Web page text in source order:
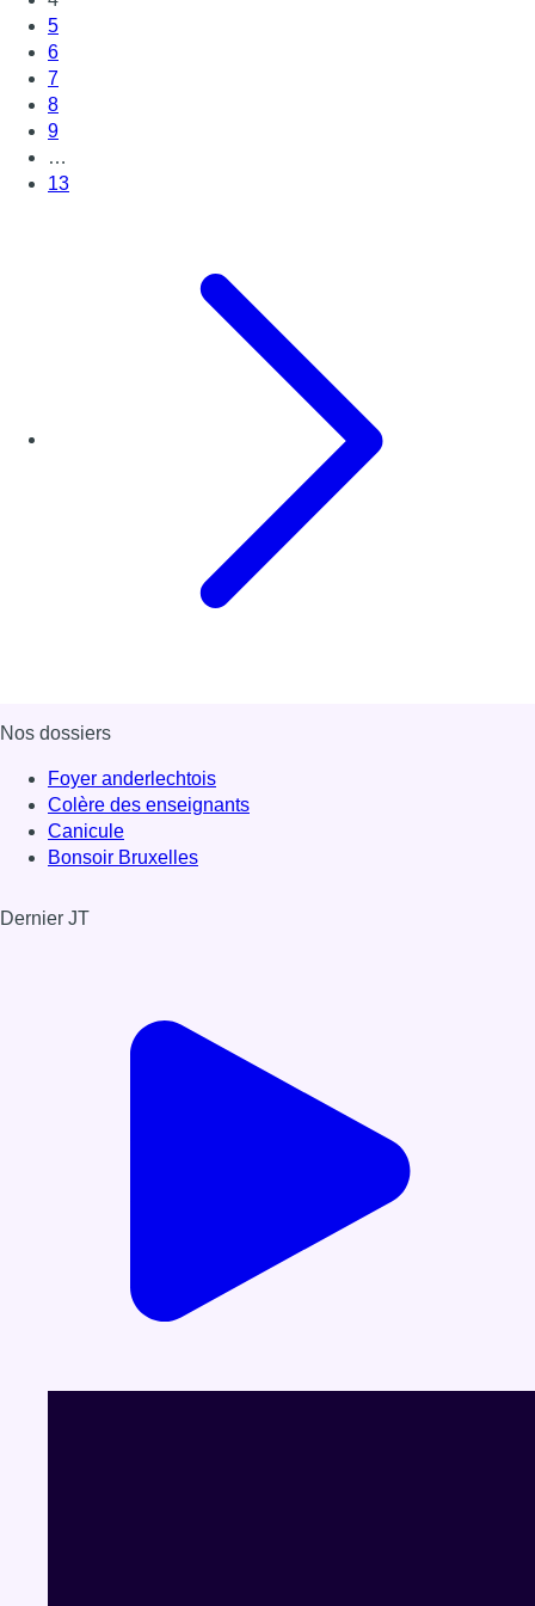
5
6
7
8
9
…
13
Nos dossiers
Foyer anderlechtois
Colère des enseignants
Canicule
Bonsoir Bruxelles
Dernier JT